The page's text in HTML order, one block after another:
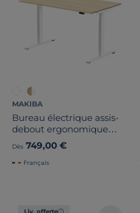
MAKIBA
Bureau électrique assis-
debout ergonomique
Max
Dès 749,00 €
Français